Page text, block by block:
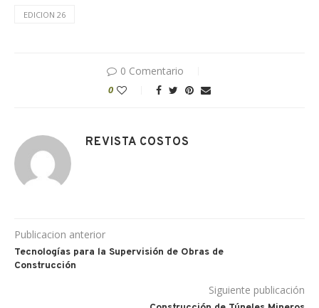
EDICION 26
0 Comentario
0
REVISTA COSTOS
Publicacion anterior
Tecnologías para la Supervisión de Obras de
Construcción
Siguiente publicación